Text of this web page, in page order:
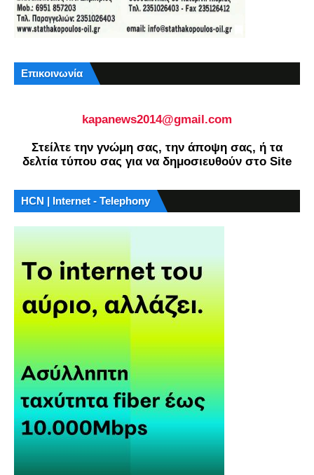
Επικοινωνία
kapanews2014@gmail.com
Στείλτε την γνώμη σας, την άποψη σας, ή τα
δελτία τύπου σας για να δημοσιευθούν στο Site
HCN | Internet - Telephony